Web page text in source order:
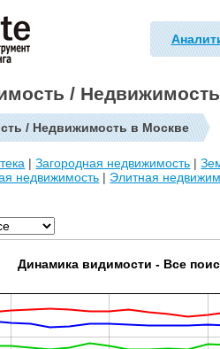
/
/ Недвижимость в Москве
|Загородная недвижимость |
недвижимость | Элитная
Динамика видимости - Все